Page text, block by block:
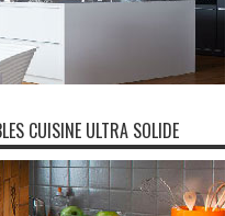
CUISINE ULTRA SOLIDE